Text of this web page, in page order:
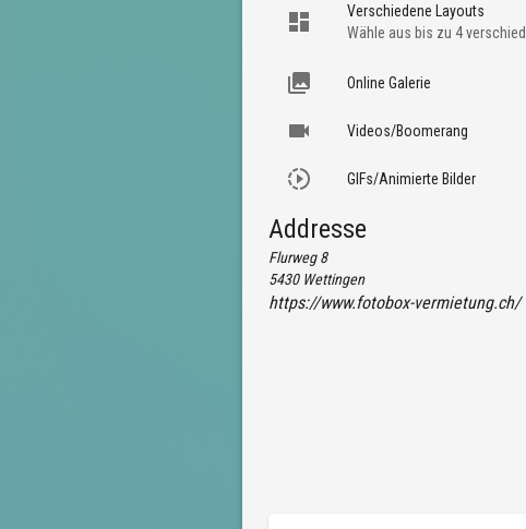
Verschiedene Layouts
Wähle aus bis zu 4
Online Galerie
Videos/Boomerang
GIFs/Animierte Bilder
Addresse
Flurweg 8
5430 Wettingen
https://www.fotobox-vermietung.ch/